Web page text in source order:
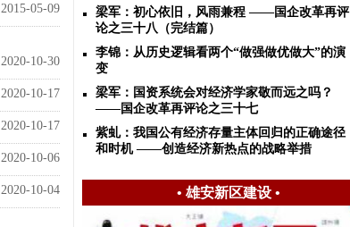
2015-05-09
2020-10-30
2020-10-17
2020-10-17
2020-10-06
2020-10-04
梁军：初心依旧，风雨兼程 ——国企改革再评
论之三十八（完结篇）
李锦：从历史逻辑看两个“做强做优做大”的演
变
梁军：国资系统会对经济学家敬而远之吗？
——国企改革再评论之三十七
紫虬：我国公有经济存量主体回归的正确途径
和时机 ——创造经济新热点的战略举措
• 雄安新区建设•